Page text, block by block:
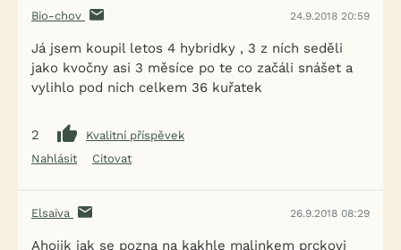
Bio-chov 24.9.2018 20:59
Já jsem koupil letos 4 hybridky , 3 z ních seděli
jako kvočny asi 3 měsíce po te co začáli snášet a
vylihlo pod nich celkem 36 kuřatek
2
Kvalitní příspěvek
Nahlásit
Citovat
Elsaiva 26.9.2018 08:29
Ahojik jak se pozna na kakhle malinkem prckovi